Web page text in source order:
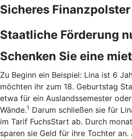
Sicheres
Staatliche Förderung
Schenken Sie eine
Zu Beginn ein Beispiel: Lina ist 6
möchten ihr zum 18. Geburtstag
etwa für ein Auslandssemester
Wände.1 Darum schließen sie für
im Tarif FuchsStart ab. Durch
sparen sie Geld für ihre Tochter